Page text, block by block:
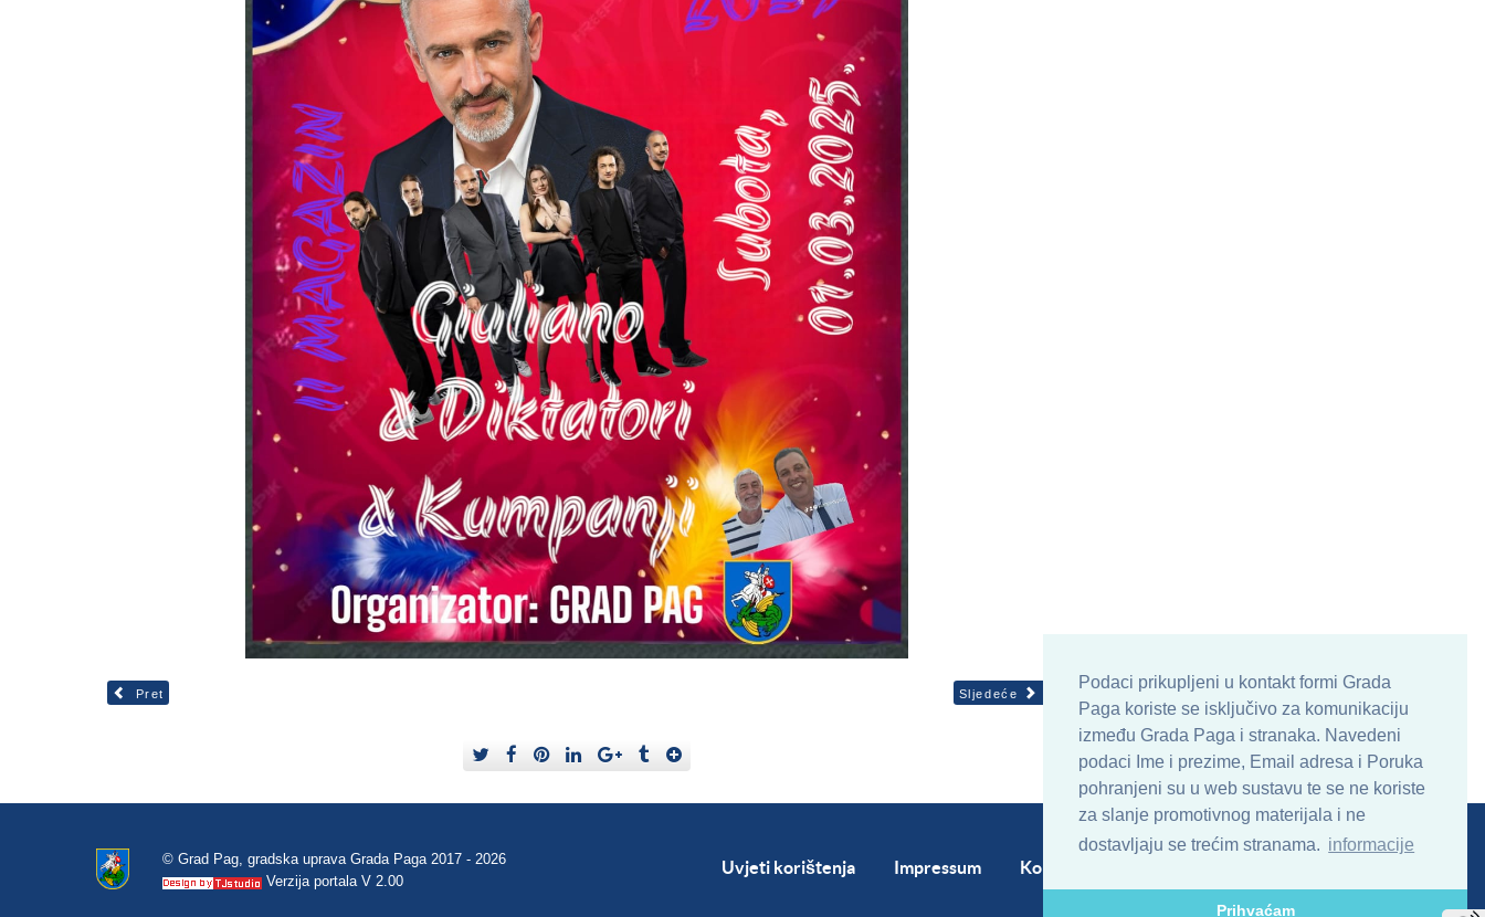
Podaci prikupljeni u kontakt formi Grada
Paga koriste se isključivo za komunikaciju
između Grada Paga i stranaka. Navedeni
podaci Ime i prezime, Email adresa i Poruka
pohranjeni su u web sustavu te se ne koriste
za slanje promotivnog materijala i ne
dostavljaju se trećim stranama. informacije
Prihvaćam
Pret Sljedeće
© Grad Pag, gradska uprava Grada Paga 2017 - 2026
Verzija portala V 2.00
Uvjeti korištenja Impressum Kontakt